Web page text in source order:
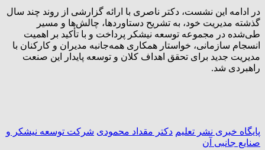
در ادامه این نشست، دکتر ناصری با ارائه گزارشی از روند چند سال
گذشته مدیریت خود، به تشریح دستاوردها، چالش‌ها و مسیر
طی‌شده در مجموعه توسعه نیشکر پرداخت و با تأکید بر اهمیت
انسجام سازمانی، خواستار همکاری همه‌جانبه مدیران و کارکنان با
مدیریت جدید برای تحقق اهداف کلان و توسعه پایدار این صنعت
راهبردی شد.
پايگاه خبری نشر تعلیم دکتر مقداد محمودی شرکت توسعه نیشکر و
صنایع جانبی آن